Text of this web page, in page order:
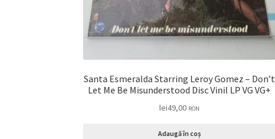
Santa Esmeralda Starring Leroy Gomez – Don’t
Let Me Be Misunderstood Disc Vinil LP VG VG+
lei49,00 RON
Adaugă în coș